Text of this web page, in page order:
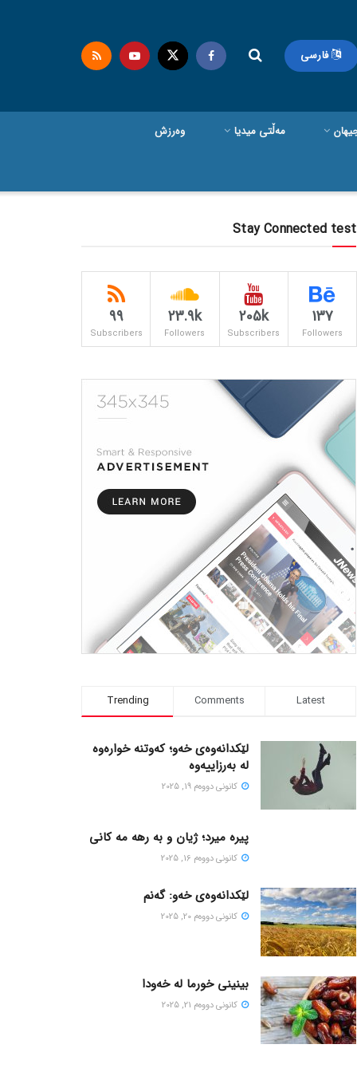
فارسی
مەڵتی میدیا وەرزش
Stay Connected test
137
Followers
205k
Subscribers
23.9k
Followers
99
Subscribers
Trending Comments Latest
لێکدانەوەی خەو؛ کەوتنە خوارەوە
لە بەرزاییەوە
كانونی دووه‌م 19, 2025
پیره میرد؛ ژیان و به رهه مه کانی
كانونی دووه‌م 16, 2025
لێکدانەوەی خەو: گەنم
كانونی دووه‌م 20, 2025
بینینی خورما لە خەودا
كانونی دووه‌م 21, 2025